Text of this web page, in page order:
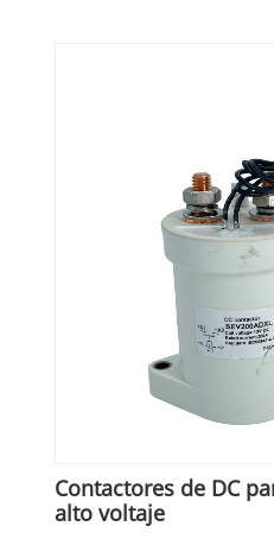
Contactores de DC
alto voltaje